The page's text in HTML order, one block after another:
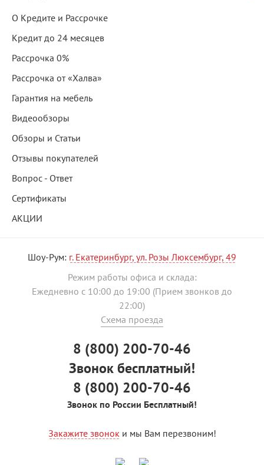
О Кредите и Рассрочке
Кредит до 24 месяцев
Рассрочка 0%
Рассрочка от «Халва»
Гарантия на мебель
Видеообзоры
Обзоры и Статьи
Отзывы покупателей
Вопрос - Ответ
Сертификаты
АКЦИИ
Шоу-Рум: г. Екатеринбург, ул. Розы Люксембург, 49
Режим работы офиса и склада:
Ежедневно с 10:00 до 19:00 (Прием звонков до
22:00)
Схема проезда
8 (800) 200-70-46
Звонок бесплатный!
8 (800) 200-70-46
Звонок по России Бесплатный!
Закажите звонок и мы Вам перезвоним!